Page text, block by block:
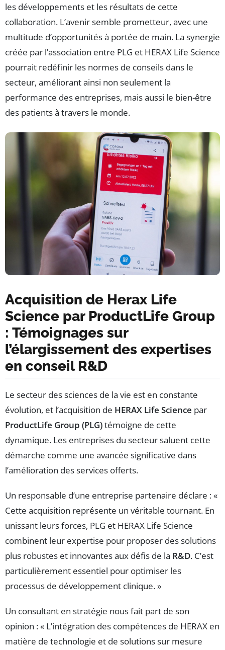
les développements et les résultats de cette
collaboration. L’avenir semble prometteur, avec une
multitude d’opportunités à portée de main. La synergie
créée par l’association entre PLG et HERAX Life Science
pourrait redéfinir les normes de conseils dans le
secteur, améliorant ainsi non seulement la
performance des entreprises, mais aussi le bien-être
des patients à travers le monde.
Acquisition de Herax Life
Science par ProductLife Group
: Témoignages sur
l’élargissement des expertises
en conseil R&D
Le secteur des sciences de la vie est en constante
évolution, et l’acquisition de HERAX Life Science par
ProductLife Group (PLG)témoigne de cette
dynamique. Les entreprises du secteur saluent cette
démarche comme une avancée significative dans
l’amélioration des services offerts.
Un responsable d’une entreprise partenaire déclare : «
Cette acquisition représente un véritable tournant. En
unissant leurs forces, PLG et HERAX Life Science
combinent leur expertise pour proposer des solutions
plus robustes et innovantes aux défis de la R&D. C’est
particulièrement essentiel pour optimiser les
processus de développement clinique. »
Un consultant en stratégie nous fait part de son
opinion : « L’intégration des compétences de HERAX en
matière de technologie et de solutions sur mesure